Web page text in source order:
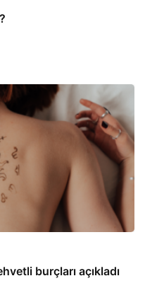
burçları açıkladı